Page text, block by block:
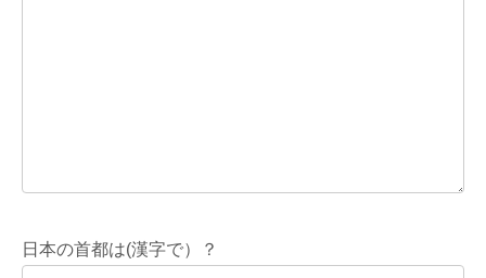
日本の首都は(漢字で）？